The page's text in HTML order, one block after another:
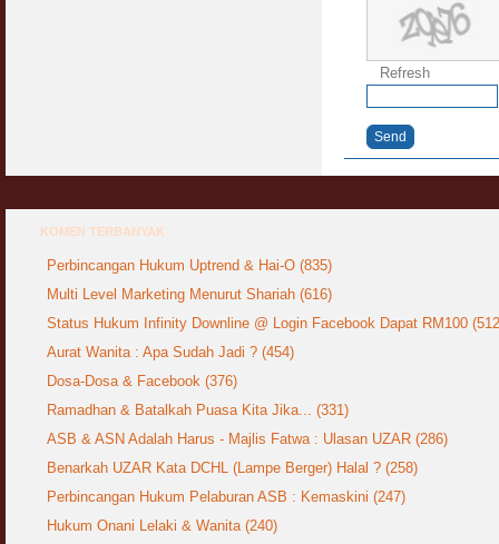
Refresh
Send
KOMEN TERBANYAK
Perbincangan Hukum Uptrend & Hai-O (835)
Multi Level Marketing Menurut Shariah (616)
Status Hukum Infinity Downline @ Login Facebook Dapat RM100
Aurat Wanita : Apa Sudah Jadi ? (454)
Dosa-Dosa & Facebook (376)
Ramadhan & Batalkah Puasa Kita Jika... (331)
ASB & ASN Adalah Harus - Majlis Fatwa : Ulasan UZAR (286)
Benarkah UZAR Kata DCHL (Lampe Berger) Halal ? (258)
Perbincangan Hukum Pelaburan ASB : Kemaskini (247)
Hukum Onani Lelaki & Wanita (240)